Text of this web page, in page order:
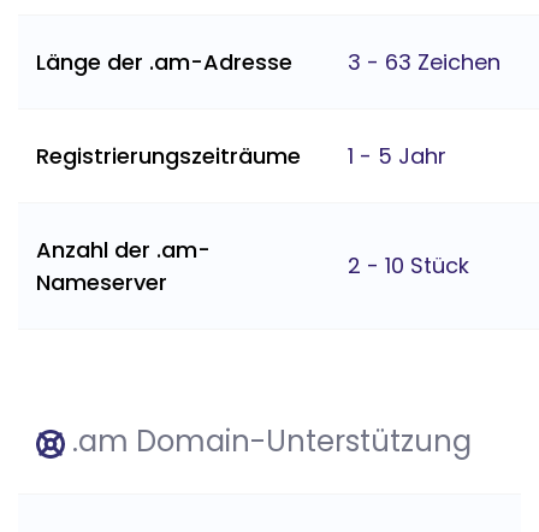
Länge der .am-Adresse 3 - 63 Zeichen
Registrierungszeiträume 1 - 5 Jahr
Anzahl der .am-
Nameserver
2 - 10 Stück
.am Domain-Unterstützung